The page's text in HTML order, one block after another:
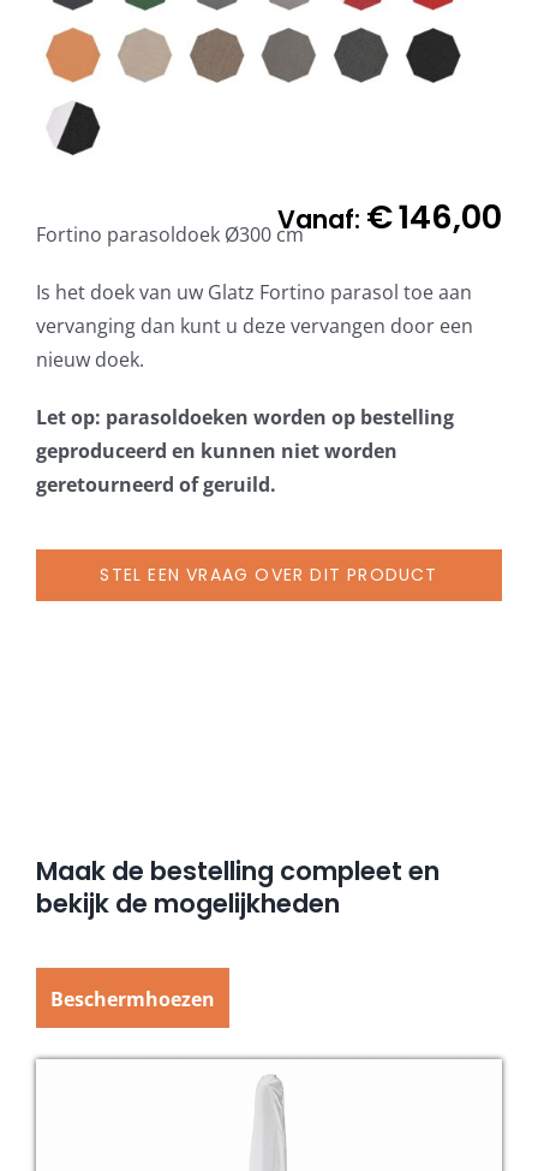
Vanaf: €146,00
Fortino parasoldoek Ø300 cm
Is het doek van uw Glatz Fortino parasol toe aan
vervanging dan kunt u deze vervangen door een
nieuw doek.
Let op: parasoldoeken worden op bestelling
geproduceerd en kunnen niet worden
geretourneerd of geruild.
STEL EEN VRAAG OVER DIT PRODUCT
Maak de bestelling compleet en
bekijk de mogelijkheden
Beschermhoezen